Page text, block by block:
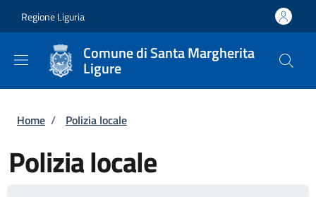
Regione Liguria
Comune di Santa Margherita
Ligure
Briciole di pane
Home / Polizia locale
Polizia locale